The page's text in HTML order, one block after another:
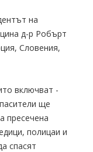
на
д-р Робърт
Словения,
включват -
ще
пресечена
полицаи и
спасят